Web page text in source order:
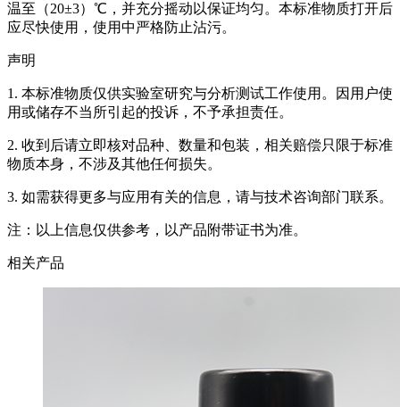
温至（20±3）℃，并充分摇动以保证均匀。本标准物质打开后
应尽快使用，使用中严格防止沾污。
声明
1. 本标准物质仅供实验室研究与分析测试工作使用。因用户使
用或储存不当所引起的投诉，不予承担责任。
2. 收到后请立即核对品种、数量和包装，相关赔偿只限于标准
物质本身，不涉及其他任何损失。
3. 如需获得更多与应用有关的信息，请与技术咨询部门联系。
注：以上信息仅供参考，以产品附带证书为准。
相关产品